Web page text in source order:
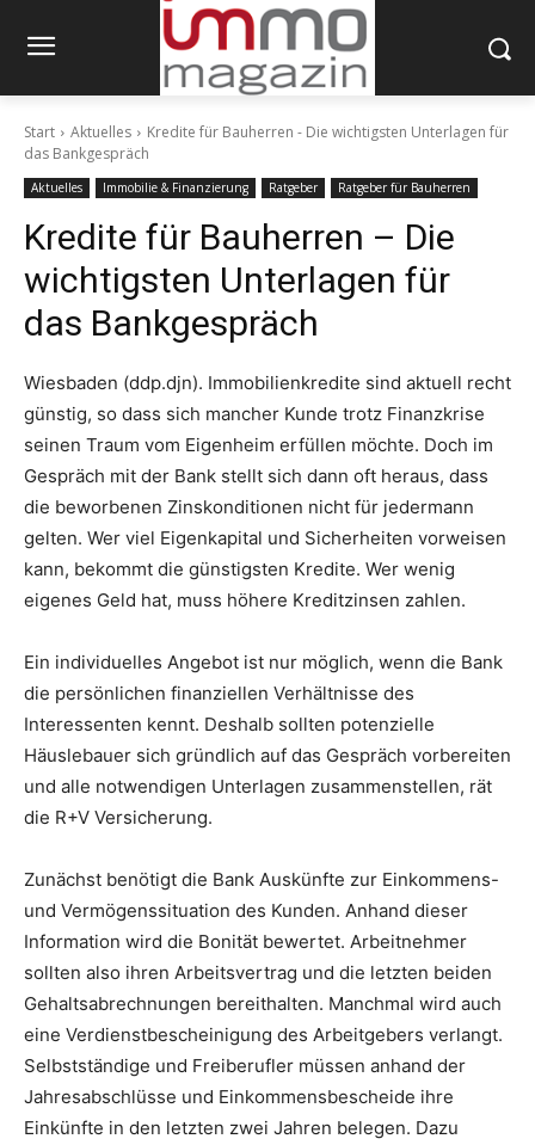
Start Aktuelles
Kredite für Bauherren - Die wichtigsten Unterlagen für
das Bankgespräch
Aktuelles Immobilie & Finanzierung Ratgeber Ratgeber für Bauherren
Kredite für Bauherren – Die
wichtigsten Unterlagen für
das Bankgespräch
Wiesbaden (ddp.djn). Immobilienkredite sind aktuell recht
günstig, so dass sich mancher Kunde trotz Finanzkrise
seinen Traum vom Eigenheim erfüllen möchte. Doch im
Gespräch mit der Bank stellt sich dann oft heraus, dass
die beworbenen Zinskonditionen nicht für jedermann
gelten. Wer viel Eigenkapital und Sicherheiten vorweisen
kann, bekommt die günstigsten Kredite. Wer wenig
eigenes Geld hat, muss höhere Kreditzinsen zahlen.
Ein individuelles Angebot ist nur möglich, wenn die Bank
die persönlichen finanziellen Verhältnisse des
Interessenten kennt. Deshalb sollten potenzielle
Häuslebauer sich gründlich auf das Gespräch vorbereiten
und alle notwendigen Unterlagen zusammenstellen, rät
die R+V Versicherung.
Zunächst benötigt die Bank Auskünfte zur Einkommens-
und Vermögenssituation des Kunden. Anhand dieser
Information wird die Bonität bewertet. Arbeitnehmer
sollten also ihren Arbeitsvertrag und die letzten beiden
Gehaltsabrechnungen bereithalten. Manchmal wird auch
eine Verdienstbescheinigung des Arbeitgebers verlangt.
Selbstständige und Freiberufler müssen anhand der
Jahresabschlüsse und Einkommensbescheide ihre
Einkünfte in den letzten zwei Jahren belegen. Dazu